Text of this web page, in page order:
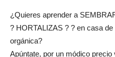
¿Quieres aprender a
? HORTALIZAS ? ? en casa
orgánica?
Apúntate, por un módico